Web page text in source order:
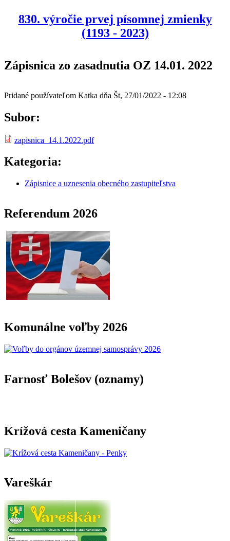
830. výročie prvej písomnej zmienky
(1193 - 2023)
Zápisnica zo zasadnutia OZ 14.01. 2022
Pridané používateľom Katka dňa Št, 27/01/2022 - 12:08
Subor:
zapisnica_14.1.2022.pdf
Kategoria:
Zápisnice a uznesenia obecného zastupiteľstva
Referendum 2026
Komunálne voľby 2026
Farnosť Bolešov (oznamy)
Krížová cesta Kameničany
Vareškár